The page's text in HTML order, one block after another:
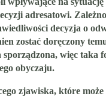
adresatowi.
decyzja o
zostać doręczony
więc
obyczaju.
zjawiska, które